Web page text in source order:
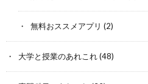
無料おススメアプリ (2)
大学と授業のあれこれ(48)